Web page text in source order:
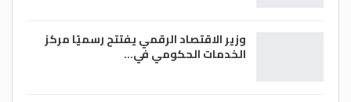
وزير الاقتصاد الرقمي يفتتح رسميًا مركز
الخدمات الحكومي في…